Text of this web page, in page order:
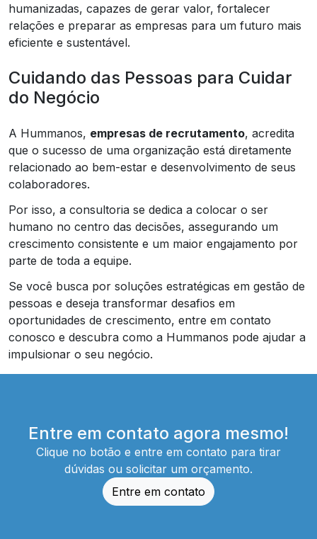
humanizadas, capazes de gerar valor, fortalecer
relações e preparar as empresas para um futuro mais
eficiente e sustentável.
Cuidando das Pessoas para Cuidar
do Negócio
A Hummanos, empresas de recrutamento, acredita
que o sucesso de uma organização está diretamente
relacionado ao bem-estar e desenvolvimento de seus
colaboradores.
Por isso, a consultoria se dedica a colocar o ser
humano no centro das decisões, assegurando um
crescimento consistente e um maior engajamento por
parte de toda a equipe.
Se você busca por soluções estratégicas em gestão de
pessoas e deseja transformar desafios em
oportunidades de crescimento, entre em contato
conosco e descubra como a Hummanos pode ajudar a
impulsionar o seu negócio.
Entre em contato agora mesmo!
Clique no botão e entre em contato para tirar
dúvidas ou solicitar um orçamento.
Entre em contato